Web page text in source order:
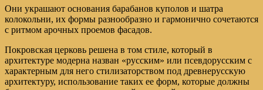
Они украшают основания барабанов куполов и шатра
колокольни, их формы разнообразно и гармонично сочетаются
с ритмом арочных проемов фасадов.
Покровская церковь решена в том стиле, который в
архитектуре модерна назван «русским» или псевдорусским с
характерным для него стилизаторством под древнерусскую
архитектуру, использование таких ее форм, которые должны